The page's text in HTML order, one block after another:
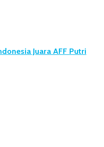
Juara AFF Putri